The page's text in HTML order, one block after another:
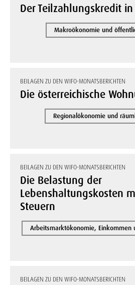
Der Teilzahlungskredit
Makroökonomie und
BEILAGEN ZU DEN WIFO-MONATSBERICHTEN
Die österreichische
Regionalökonomie und
BEILAGEN ZU DEN WIFO-MONATSBERICHTEN
Die Belastung der
Lebenshaltungskosten
Steuern
Arbeitsmarktökonomie, Einkommen
BEILAGEN ZU DEN WIFO-MONATSBERICHTEN